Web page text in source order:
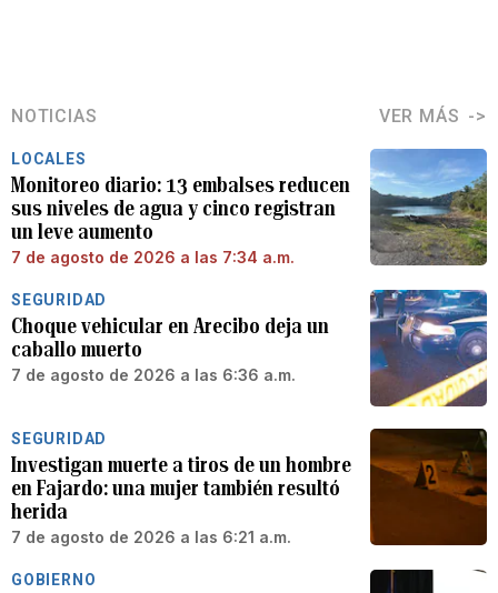
NOTICIAS VER MÁS
LOCALES
Monitoreo diario: 13 embalses reducen
sus niveles de agua y cinco registran
un leve aumento
7 de agosto de 2026 a las 7:34 a.m.
SEGURIDAD
Choque vehicular en Arecibo deja un
caballo muerto
7 de agosto de 2026 a las 6:36 a.m.
SEGURIDAD
Investigan muerte a tiros de un hombre
en Fajardo: una mujer también resultó
herida
7 de agosto de 2026 a las 6:21 a.m.
GOBIERNO